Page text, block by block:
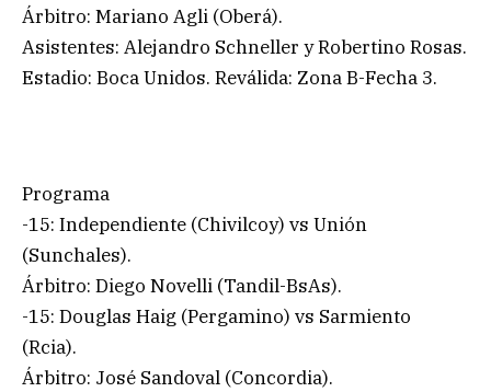
Árbitro: Mariano Agli (Oberá).
Asistentes: Alejandro Schneller y Robertino Rosas.
Estadio: Boca Unidos. Reválida: Zona B-Fecha 3.
Programa
-15: Independiente (Chivilcoy) vs Unión
(Sunchales).
Árbitro: Diego Novelli (Tandil-BsAs).
-15: Douglas Haig (Pergamino) vs Sarmiento
(Rcia).
Árbitro: José Sandoval (Concordia).